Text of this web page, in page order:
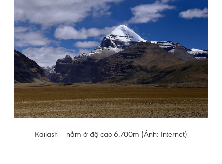
Kailash – nằm ở độ cao 6.700m (Ảnh: Internet)